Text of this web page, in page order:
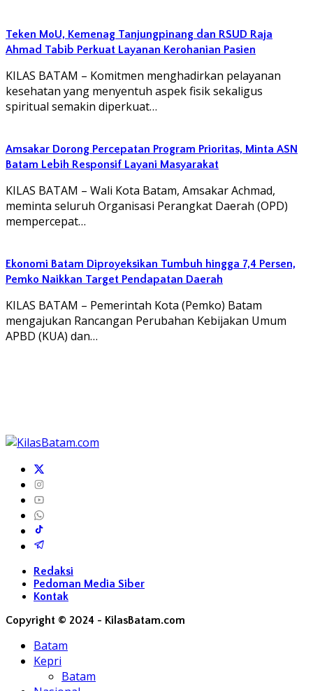
Teken MoU, Kemenag Tanjungpinang dan RSUD Raja
Ahmad Tabib Perkuat Layanan Kerohanian Pasien
KILAS BATAM – Komitmen menghadirkan pelayanan
kesehatan yang menyentuh aspek fisik sekaligus
spiritual semakin diperkuat…
Amsakar Dorong Percepatan Program Prioritas, Minta ASN
Batam Lebih Responsif Layani Masyarakat
KILAS BATAM – Wali Kota Batam, Amsakar Achmad,
meminta seluruh Organisasi Perangkat Daerah (OPD)
mempercepat…
Ekonomi Batam Diproyeksikan Tumbuh hingga 7,4 Persen,
Pemko Naikkan Target Pendapatan Daerah
KILAS BATAM – Pemerintah Kota (Pemko) Batam
mengajukan Rancangan Perubahan Kebijakan Umum
APBD (KUA) dan…
Redaksi
Pedoman Media Siber
Kontak
Copyright © 2024 - KilasBatam.com
Batam
Kepri
Batam